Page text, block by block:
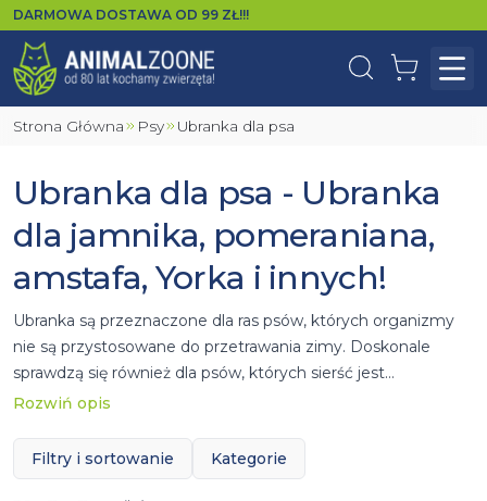
DARMOWA DOSTAWA OD 99 ZŁ!!!
WyszukajKoszyk
Strona Główna Psy Ubranka dla psa
Ubranka dla psa - Ubranka
dla jamnika, pomeraniana,
amstafa, Yorka i innych!
Ubranka są przeznaczone dla ras psów, których organizmy
nie są przystosowane do przetrawania zimy. Doskonale
sprawdzą się również dla psów, których sierść jest
pozbawiona podszerstka zapewniającego izolację termiczną.
budowie ciała, psom starszym, chorym i oczywiście
szczeniakom.
Rozwiń opis
Filtry i sortowanie Kategorie